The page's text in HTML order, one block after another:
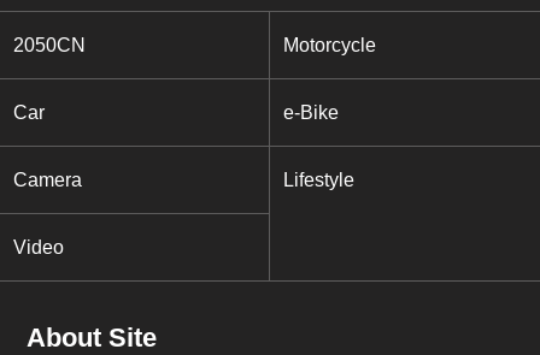
2050CN Motorcycle
Car e-Bike
Camera Lifestyle
Video
About Site